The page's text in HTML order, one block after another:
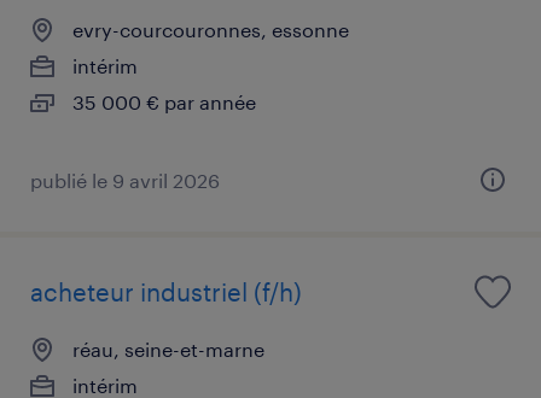
evry-courcouronnes, essonne
intérim
35 000 € par année
publié le 9 avril 2026
acheteur industriel (f/h)
réau, seine-et-marne
intérim